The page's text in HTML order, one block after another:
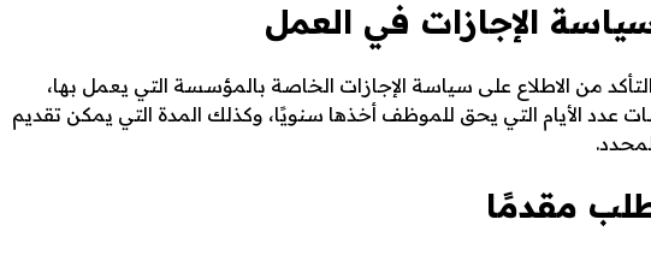
من الاطلاع على سياسة الإجازات الخاصة بالمؤسسة التي يعمل بها،
عدد الأيام التي يحق للموظف أخذها سنويًا، وكذلك المدة التي يمكن تقديم